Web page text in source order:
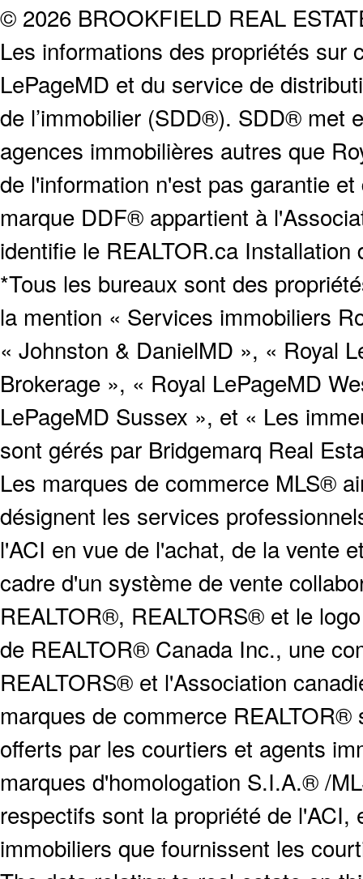
© 2026 BROOKFIELD REAL
Les informations des propriétés sur
LePageMD et du service de
de l’immobilier (SDD®). SDD® met
agences immobilières autres que
de l'information n'est pas garantie
marque DDF® appartient à
identifie le REALTOR.ca
*Tous les bureaux sont des
la mention « Services immobiliers
« Johnston & DanielMD », « Royal
Brokerage », « Royal LePageMD
LePageMD Sussex », et « Les
sont gérés par Bridgemarq Real
Les marques de commerce MLS®
désignent les services
l'ACI en vue de l'achat, de la vente
cadre d'un système de vente
REALTOR®, REALTORS® et le
de REALTOR® Canada Inc., une
REALTORS® et l'Association
marques de commerce
offerts par les courtiers et agents
marques d'homologation S.I.A.® /
respectifs sont la propriété de
immobiliers que fournissent les